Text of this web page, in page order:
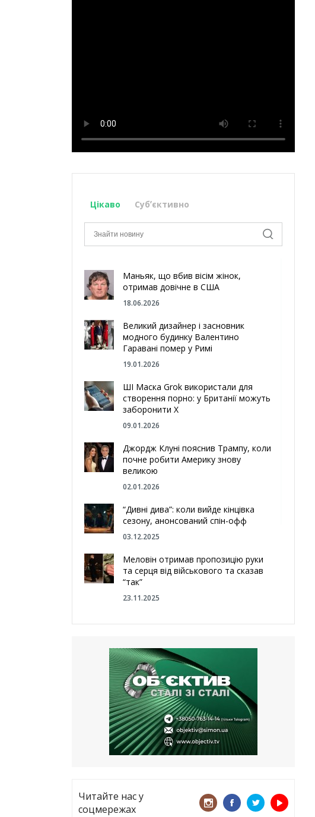
Цікаво Субʼєктивно
Маньяк, що вбив вісім жінок,
отримав довічне в США
18.06.2026
Великий дизайнер і засновник
модного будинку Валентино
Гаравані помер у Римі
19.01.2026
ШІ Маска Grok використали для
створення порно: у Британії можуть
заборонити Х
09.01.2026
Джордж Клуні пояснив Трампу, коли
почне робити Америку знову
великою
02.01.2026
“Дивні дива”: коли вийде кінцівка
сезону, анонсований спін-офф
03.12.2025
Меловін отримав пропозицію руки
та серця від військового та сказав
“так”
23.11.2025
23.09.2025
Лікарі назвали спрей для носа, що
допоможе запобігти COVID-19 –
CNN
12.09.2025
Читайте нас у
соцмережах